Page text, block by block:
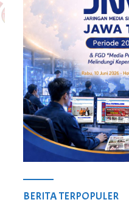
BERITA TERPOPULER